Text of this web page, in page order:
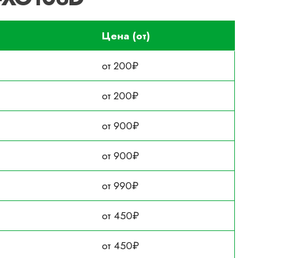
Цена (от)
от 200₽
от 200₽
от 900₽
от 900₽
от 990₽
от 450₽
от 450₽